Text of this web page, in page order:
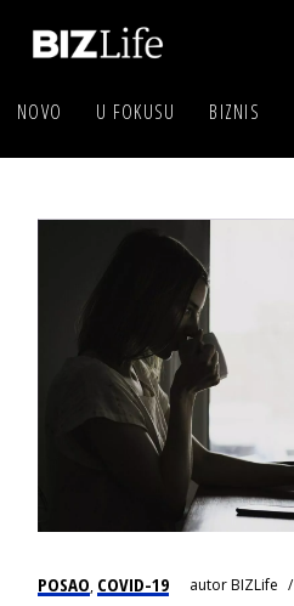
NOVO U FOKUSU BIZNIS
POSAO, COVID-19 autorBIZLife